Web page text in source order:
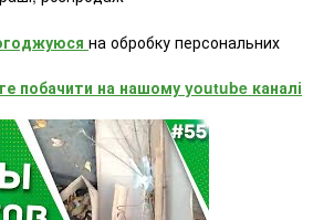
на обробку персональних
побачити на нашому youtube каналі